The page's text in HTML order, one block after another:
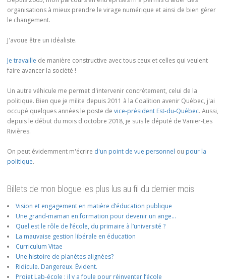
organisations à mieux prendre le virage numérique et ainsi de bien gérer
le changement.
J'avoue être un idéaliste.
Je travaille de manière constructive avec tous ceux et celles qui veulent
faire avancer la société !
Un autre véhicule me permet d'intervenir concrètement, celui de la
politique. Bien que je milite depuis 2011 à la Coalition avenir Québec, j'ai
occupé quelques années le poste de vice-président Est-du-Québec. Aussi,
depuis le début du mois d'octobre 2018, je suis le député de Vanier-Les
Rivières.
On peut évidemment m'écrire d'un point de vue personnel ou pour la
politique.
Billets de mon blogue les plus lus au fil du dernier mois
Vision et engagement en matière d’éducation publique
Une grand-maman en formation pour devenir un ange…
Quel est le rôle de l’école, du primaire à l’université ?
La mauvaise gestion libérale en éducation
Curriculum Vitae
Une histoire de planètes alignées?
Ridicule. Dangereux. Évident.
Projet Lab-école : il y a foule pour réinventer l’école